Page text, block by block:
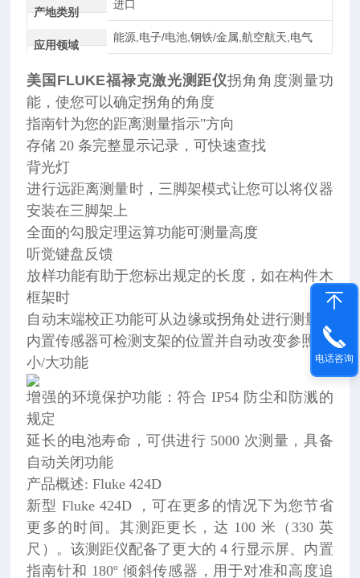
产地类别
进口
应用领域
能源,电子/电池,钢铁/金属,航空航天,电气
美国FLUKE福禄克激光测距仪拐角角度测量功
能，使您可以确定拐角的角度
指南针为您的距离测量指示"方向
存储 20 条完整显示记录，可快速查找
背光灯
进行远距离测量时，三脚架模式让您可以将仪器
安装在三脚架上
全面的勾股定理运算功能可测量高度
听觉键盘反馈
放样功能有助于您标出规定的长度，如在构件木
框架时
自动末端校正功能可从边缘或拐角处进行测量 --
内置传感器可检测支架的位置并自动改变参照点
小/大功能
增强的环境保护功能：符合 IP54 防尘和防溅的
规定
延长的电池寿命，可供进行 5000 次测量，具备
自动关闭功能
产品概述: Fluke 424D
新型 Fluke 424D ，可在更多的情况下为您节省
更多的时间。其测距更长，达 100 米（330 英
尺）。该测距仪配备了更大的 4 行显示屏、内置
指南针和 180º 倾斜传感器，用于对准和高度追
电话咨询